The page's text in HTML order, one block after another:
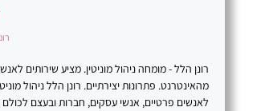
רונן הלל - מומחה ניהול מוניטין. מציע שירותים
לאנשים פרטיים, אנשי עסקים, חברות ובעצם